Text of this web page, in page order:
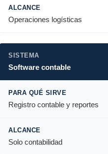
Operaciones logísticas
Software contable
Registro contable y reportes
Solo contabilidad